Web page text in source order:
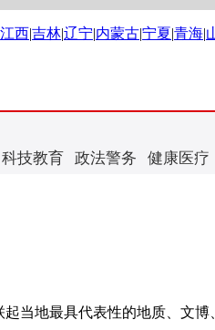
江西|吉林|辽宁|内蒙古|宁夏|青海|
科技教育 政法警务 健康医疗
地最具代表性的地质、文博